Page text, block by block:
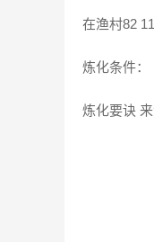
在渔村82
炼化条件：
炼化要诀